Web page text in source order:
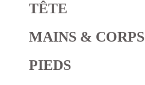
TÊTE
MAINS & CORPS
PIEDS